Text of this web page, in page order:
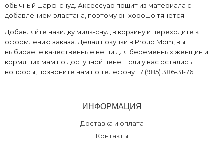
обычный шарф-снуд. Аксессуар пошит из материала с
добавлением эластана, поэтому он хорошо тянется.
Добавляйте накидку милк-снуд в корзину и переходите к
оформлению заказа. Делая покупки в Proud Mom, вы
выбираете качественные вещи для беременных женщин и
кормящих мам по доступной цене. Если у вас остались
вопросы, позвоните нам по телефону +7 (985) 386-31-76.
ИНФОРМАЦИЯ
Доставка и оплата
Контакты